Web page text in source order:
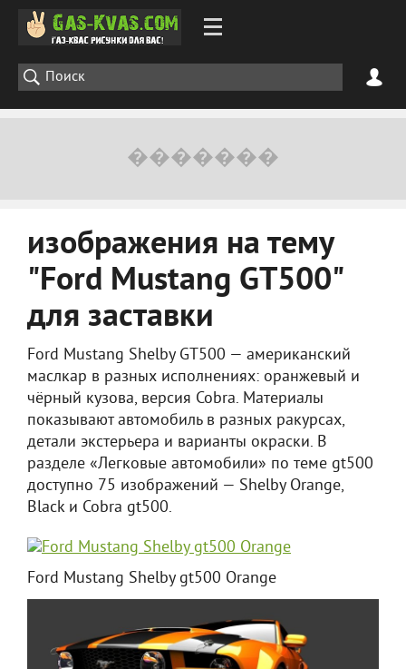
изображения на тему
"Ford Mustang GT500"
для заставки
Ford Mustang Shelby GT500 — американский
маслкар в разных исполнениях: оранжевый и
чёрный кузова, версия Cobra. Материалы
показывают автомобиль в разных ракурсах,
детали экстерьера и варианты окраски. В
разделе «Легковые автомобили» по теме gt500
доступно 75 изображений — Shelby Orange,
Black и Cobra gt500.
Ford Mustang Shelby gt500 Orange